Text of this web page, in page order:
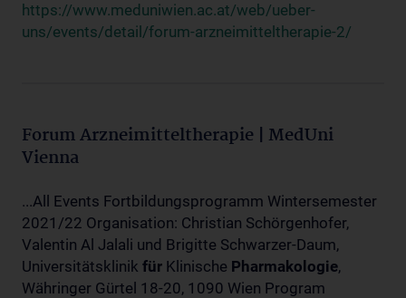
https://www.meduniwien.ac.at/web/ueber-
uns/events/detail/forum-arzneimitteltherapie-2/
Forum Arzneimitteltherapie | MedUni
Vienna
...All Events Fortbildungsprogramm Wintersemester
2021/22 Organisation: Christian Schörgenhofer,
Valentin Al Jalali und Brigitte Schwarzer-Daum,
Universitätsklinik für Klinische Pharmakologie,
Währinger Gürtel 18-20, 1090 Wien Program